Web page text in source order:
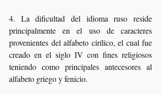
4. La dificultad del idioma ruso reside
principalmente en el uso de caracteres
provenientes del alfabeto cirílico, el cual fue
creado en el siglo IV con fines religiosos
teniendo como principales antecesores al
alfabeto griego y fenicio.